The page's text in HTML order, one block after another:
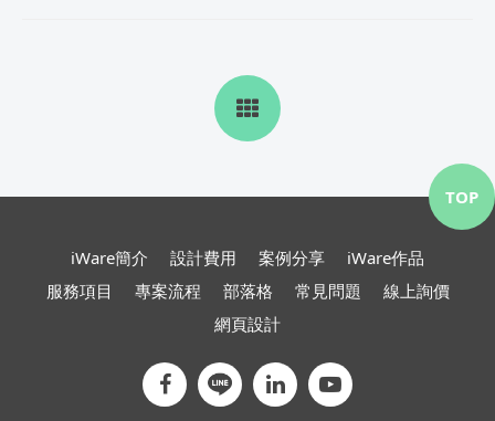
iWare簡介 設計費用 案例分享
iWare作品
服務項目
專案流程 部落格 常見問題
線上詢價
網頁設計
TOP